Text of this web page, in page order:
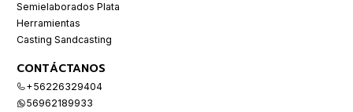
Semielaborados Plata
Herramientas
Casting Sandcasting
CONTÁCTANOS
+56226329404
56962189933